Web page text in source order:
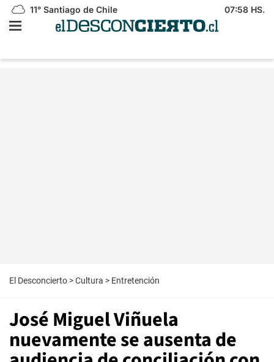
11° Santiago de Chile 07:58 HS.
El Desconcierto >Cultura > Entretención
José Miguel Viñuela
nuevamente se ausenta de